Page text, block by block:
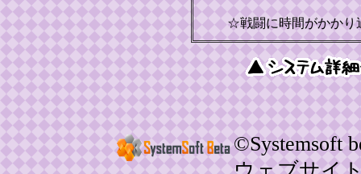
☆戦闘に時間がかか
©Systemsoft